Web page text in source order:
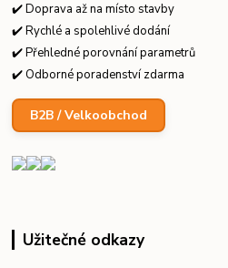
✔️ Doprava až na místo stavby
✔️ Rychlé a spolehlivé dodání
✔️ Přehledné porovnání parametrů
✔️ Odborné poradenství zdarma
B2B / Velkoobchod
Užitečné odkazy